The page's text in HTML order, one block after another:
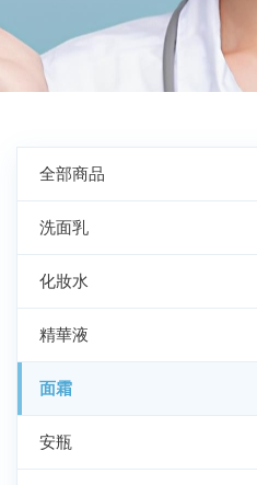
全部商品
洗面乳
化妝水
精華液
面霜
安瓶